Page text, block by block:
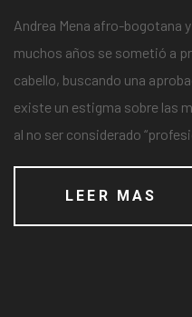
Andrea Mena afro-bogotana
muchos años se sometió a
cabello, buscando una
existe un estigma sobre las
al no ser considerado
LEER MAS